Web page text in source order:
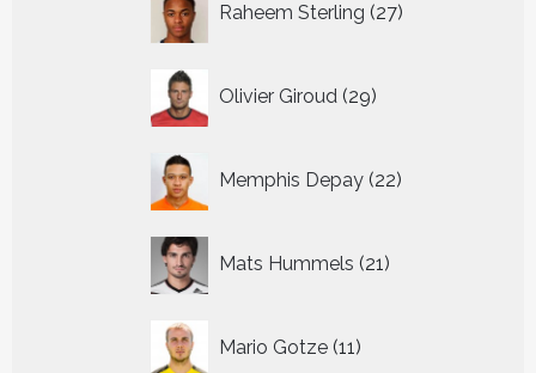
Raheem Sterling 27
producten
Olivier Giroud 29
producten
Memphis Depay 22
producten
Mats Hummels 21
producten
Mario Gotze 11
producten